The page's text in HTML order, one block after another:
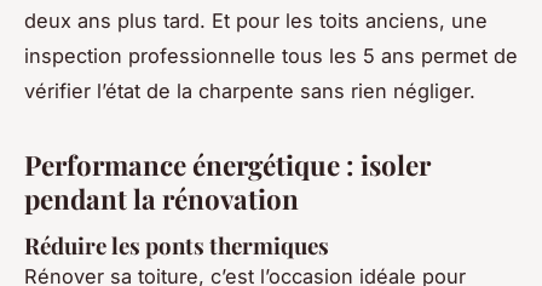
deux ans plus tard. Et pour les toits anciens, une
inspection professionnelle tous les 5 ans permet de
vérifier l’état de la charpente sans rien négliger.
Performance énergétique : isoler
pendant la rénovation
Réduire les ponts thermiques
Rénover sa toiture, c’est l’occasion idéale pour